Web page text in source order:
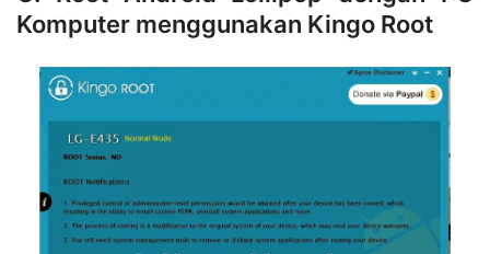
Komputer menggunakan Kingo Root